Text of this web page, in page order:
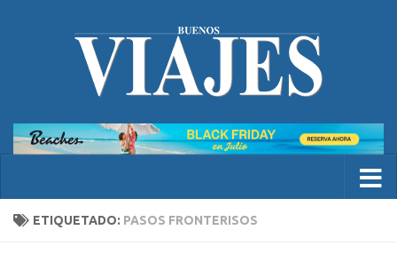
ETIQUETADO: PASOS FRONTERISOS